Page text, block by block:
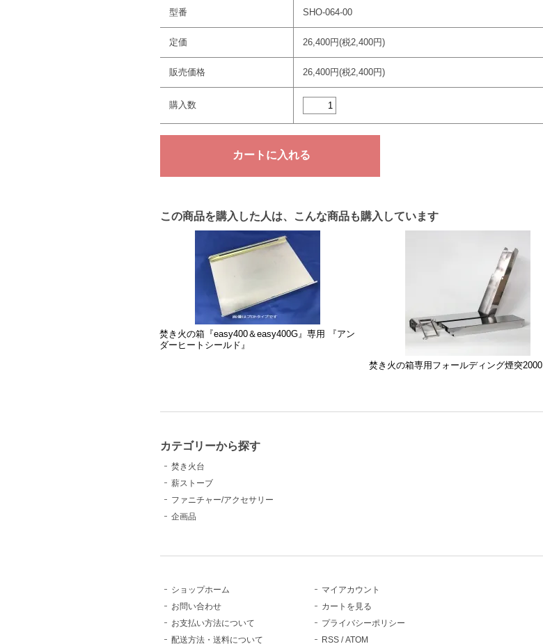
型番 SHO-064-00
定価 26,400円(税2,400円)
販売価格 26,400円(税2,400円)
購入数
この商品を購入した人は、こんな商品も購入しています
焚き火の箱『easy400＆easy400G』専用 『アン
ダーヒートシールド』
焚き火の箱専用フォールディング煙突2000
カテゴリーから探す
焚き火台
薪ストーブ
ファニチャー/アクセサリー
企画品
ショップホーム
お問い合わせ
お支払い方法について
配送方法・送料について
マイアカウント
カートを見る
プライバシーポリシー
RSS /ATOM